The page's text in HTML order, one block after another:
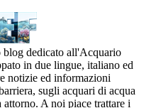
dedicato all'Acquario
in due lingue, italiano ed
notizie ed informazioni
sugli acquari di acqua
A noi piace trattare i